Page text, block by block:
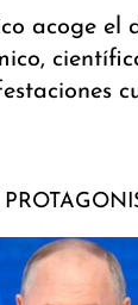
acoge el